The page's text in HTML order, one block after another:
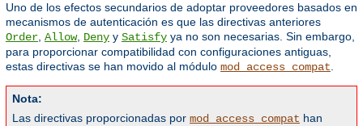
Uno de los efectos secundarios de adoptar proveedores basados en
mecanismos de autenticación es que las directivas anteriores
Order, Allow, Deny y Satisfy ya no son necesarias. Sin embargo,
para proporcionar compatibilidad con configuraciones antiguas,
estas directivas se han movido al módulo mod_access_compat.
Nota:
Las directivas proporcionadas por mod_access_compat han